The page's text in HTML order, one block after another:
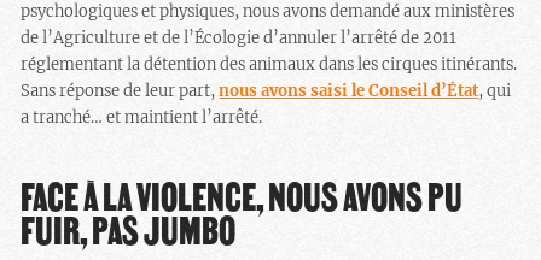
psychologiques et physiques, nous avons demandé aux ministères
de l’Agriculture et de l’Écologie d’annuler l’arrêté de 2011
réglementant la détention des animaux dans les cirques itinérants.
Sans réponse de leur part,nous avons saisi le Conseil d’État, qui
a tranché… et maintient l’arrêté.
FACE À LA VIOLENCE, NOUS AVONS PU
FUIR, PAS JUMBO